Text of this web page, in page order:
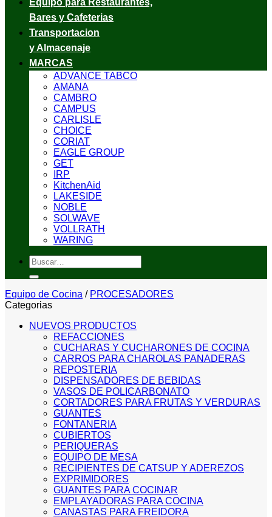
Equipo para Restaurantes,
Bares y Cafeterias
Transportacion
y Almacenaje
MARCAS
ADVANCE TABCO
AMANA
CAMBRO
CAMPUS
CARLISLE
CHOICE
CORIAT
EAGLE GROUP
GET
IRP
KitchenAid
LAKESIDE
NOBLE
SOLWAVE
VOLLRATH
WARING
Buscar
por:
Equipo de Cocina / PROCESADORES
Categorias
NUEVOS PRODUCTOS
REFACCIONES
CUCHARAS Y CUCHARONES DE COCINA
CARROS PARA CHAROLAS PANADERAS
REPOSTERIA
DISPENSADORES DE BEBIDAS
VASOS DE POLICARBONATO
CORTADORES PARA FRUTAS Y VERDURAS
GUANTES
FONTANERIA
CUBIERTOS
PERIQUERAS
EQUIPO DE MESA
RECIPIENTES DE CATSUP Y ADEREZOS
EXPRIMIDORES
GUANTES PARA COCINAR
EMPLAYADORAS PARA COCINA
CANASTAS PARA FREIDORA